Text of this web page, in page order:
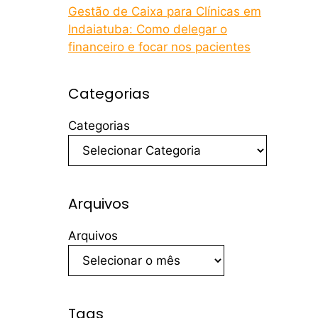
Gestão de Caixa para Clínicas em
Indaiatuba: Como delegar o
financeiro e focar nos pacientes
Categorias
Categorias
Arquivos
Arquivos
Tags